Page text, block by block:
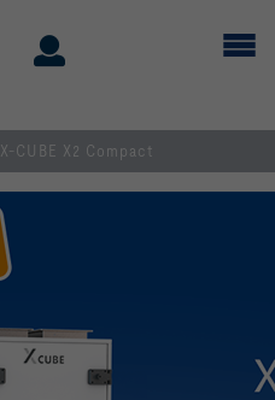
X-CUBE X2 Compact